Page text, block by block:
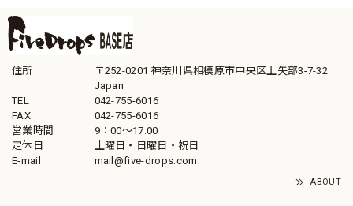
住所
〒252-0201 神奈川県相模原市中央区上矢部3-7-32
Japan
TEL
042-755-6016
FAX
042-755-6016
営業時間
9：00～17:00
定休日
土曜日・日曜日・祝日
E-mail
mail@five-drops.com
ABOUT